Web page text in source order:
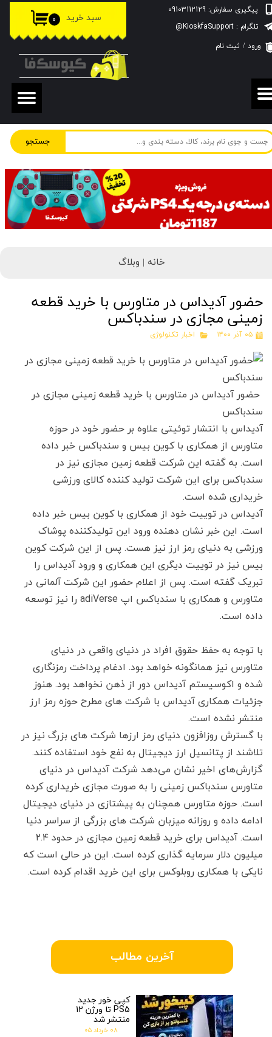
جستجو
پیگیری سفارش: 09103112129
۰ سبد خرید
ورود / ثبت نام
حساب کاربری من
تغییر گذر واژه
سفارشات
خروج از حساب کاربری
تلگرام : KioskfaSupport@
خانه | وبلاگ
حضور آدیداس در متاورس با خرید قطعه
زمینی مجازی در سندباکس
۰۵ آذر ۱۴۰۰ اخبار تکنولوژی
حضور آدیداس در متاورس با خرید قطعه زمینی مجازی در
سندباکس
آدیداس با انتشار توئیتی علاوه بر حضور خود در حوزه
متاورس از همکاری با کوین بیس و سندباکس خبر داده
است. به گفته این شرکت قطعه زمین مجازی نیز در
سندباکس برای این شرکت تولید کننده کالای ورزشی
خریداری شده است.
آدیداس در توییت خود از همکاری با کوین بیس خبر داده
است. این خبر نشان دهنده ورود این تولیدکننده پوشاک
ورزشی به دنیای رمز ارز نیز هست. پس از این شرکت کوین
بیس نیز در توییت دیگری این همکاری و ورود آدیداس را
تبریک گفته است. پس از اعلام حضور این شرکت آلمانی در
متاورس و همکاری با سندباکس اپ adiVerse را نیز توسعه
داده است.
با توجه به حفظ حقوق افراد در دنیای واقعی در دنیای
متاورس نیز همانگونه خواهد بود. ادغام پرداخت رمزنگاری
شده و اکوسیستم آدیداس دور از ذهن نخواهد بود. هنوز
جزئیات همکاری آدیداس با شرکت های مطرح حوزه رمز ارز
منتشر نشده است.
با گسترش روزافزون دنیای رمز ارزها شرکت های بزرگ نیز در
تلاشند از پتانسیل ارز دیجیتال به نفع خود استفاده کنند.
گزارش‌های اخیر نشان می‌دهد شرکت آدیداس در دنیای
متاورس سندباکس زمینی را به صورت مجازی خریداری کرده
است. حوزه متاورس همچنان به پیشتازی در دنیای دیجیتال
ادامه داده و روزانه میزبان شرکت های بزرگی از سراسر دنیا
است. آدیداس برای خرید قطعه زمین مجازی در حدود ۲.۴
میلیون دلار سرمایه گذاری کرده است. این در حالی است که
نایکی با همکاری روبلوکس برای این خرید اقدام کرده است.
آخرین مطالب
کپی خور جدید
PS5 تا ورژن 12
منتشر شد
۰۸ خرداد ۰۵